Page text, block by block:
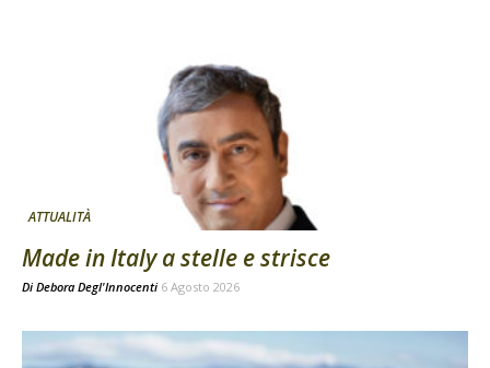
ATTUALITÀ
Made in Italy a stelle e strisce
Di Debora Degl'Innocenti 6 Agosto 2026